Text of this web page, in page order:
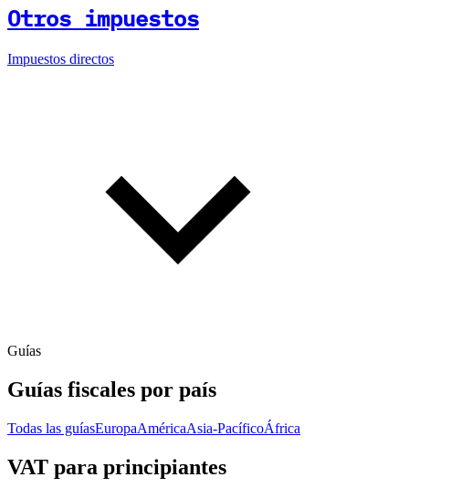
Otros impuestos
Impuestos directos
Guías
Guías fiscales por país
Todas las guíasEuropaAméricaAsia-PacíficoÁfrica
VAT para principiantes